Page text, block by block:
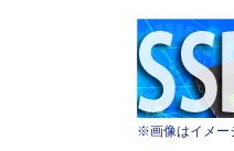
※画像はイメー